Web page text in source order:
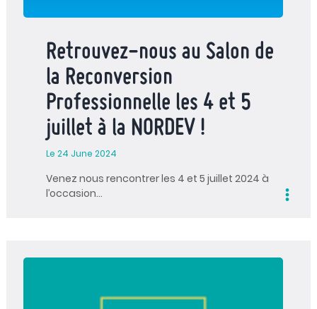
Retrouvez-nous au Salon de
la Reconversion
Professionnelle les 4 et 5
juillet à la NORDEV !
Le 24 June 2024
Venez nous rencontrer les 4 et 5 juillet 2024 à
l’occasion…